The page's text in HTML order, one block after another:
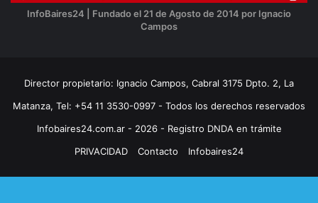
InfoBaires24 | Fundado el 21 de Agosto de 2014 por Ignacio
Campos
Director propietario: Ignacio Campos, Cabral 3175 Dpto. 2, La
Matanza, Tel: +54 11 3530-0997 - Todos los derechos reservados
Infobaires24.com.ar - 2026 - Registro DNDA en trámite
PRIVACIDAD
Contacto Infobaires24